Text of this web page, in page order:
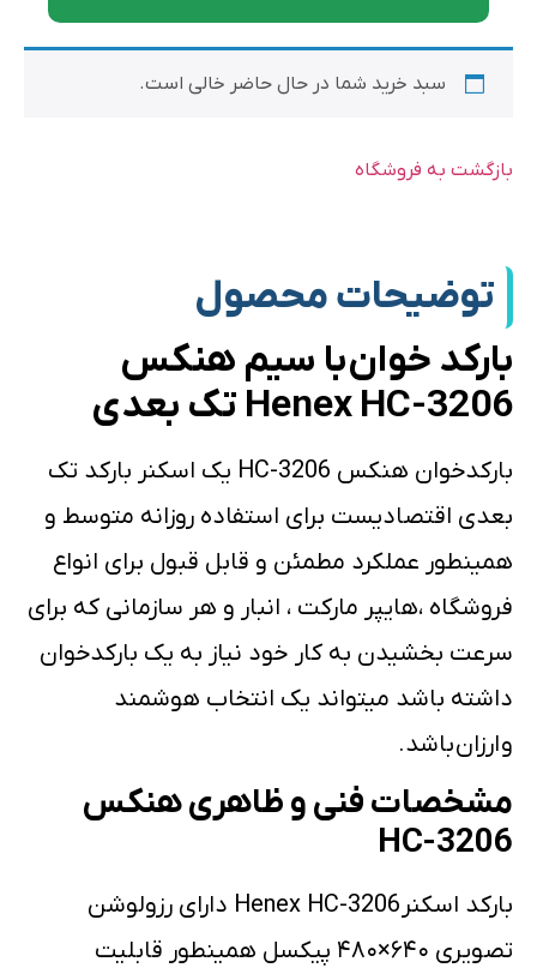
سبد خرید شما در حال حاضر خالی است.
بازگشت به فروشگاه
توضیحات محصول
بارکد خوان با سیم هنکس
Henex HC-3206 تک بعدی
بارکدخوان هنکس HC-3206 یک اسکنر بارکد تک
بعدی اقتصادیست برای استفاده روزانه متوسط و
همینطور عملکرد مطمئن و قابل قبول برای انواع
فروشگاه ،هایپر مارکت ، انبار و هر سازمانی که برای
سرعت بخشیدن به کار خود نیاز به یک بارکدخوان
داشته باشد میتواند یک انتخاب هوشمند
و ارزان باشد.
مشخصات فنی و ظاهری هنکس
HC-3206
بارکد اسکنر Henex HC-3206 دارای رزولوشن
تصویری ۶۴۰×۴۸۰ پیکسل همینطور قابلیت